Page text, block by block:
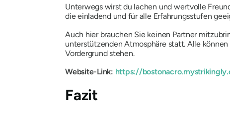
Unterwegs wirst du lachen und wertvolle
die einladend und für alle Erfahrungsstufen
Auch hier brauchen Sie keinen Partner
unterstützenden Atmosphäre statt. Alle
Vordergrund stehen.
Website-Link: https://
Fazit